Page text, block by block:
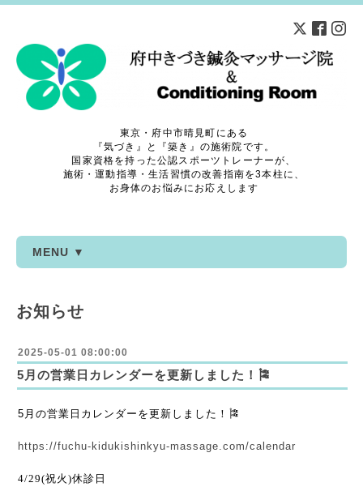
東京・府中市晴見町にある
『気づき』と『築き』の施術院です。
国家資格を持った公認スポーツトレーナーが、
施術・運動指導・生活習慣の改善指南を3本柱に、
お身体のお悩みにお応えします
MENU ▼
お知らせ
2025-05-01 08:00:00
5月の営業日カレンダーを更新しました！🎏
5月の営業日カレンダーを更新しました！🎏
https://fuchu-kidukishinkyu-massage.com/calendar
4/29(祝火)休診日